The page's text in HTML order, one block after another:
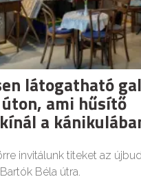
látogatható
ami hűsítő
a
invitálunk titeket az
Béla útra.